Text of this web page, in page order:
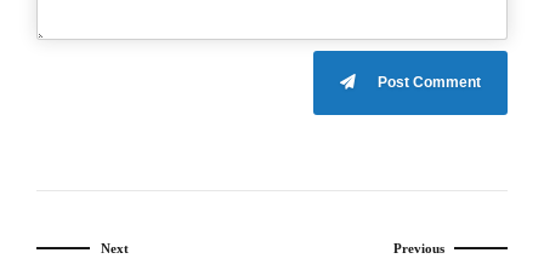
Post Comment
Previous
Next